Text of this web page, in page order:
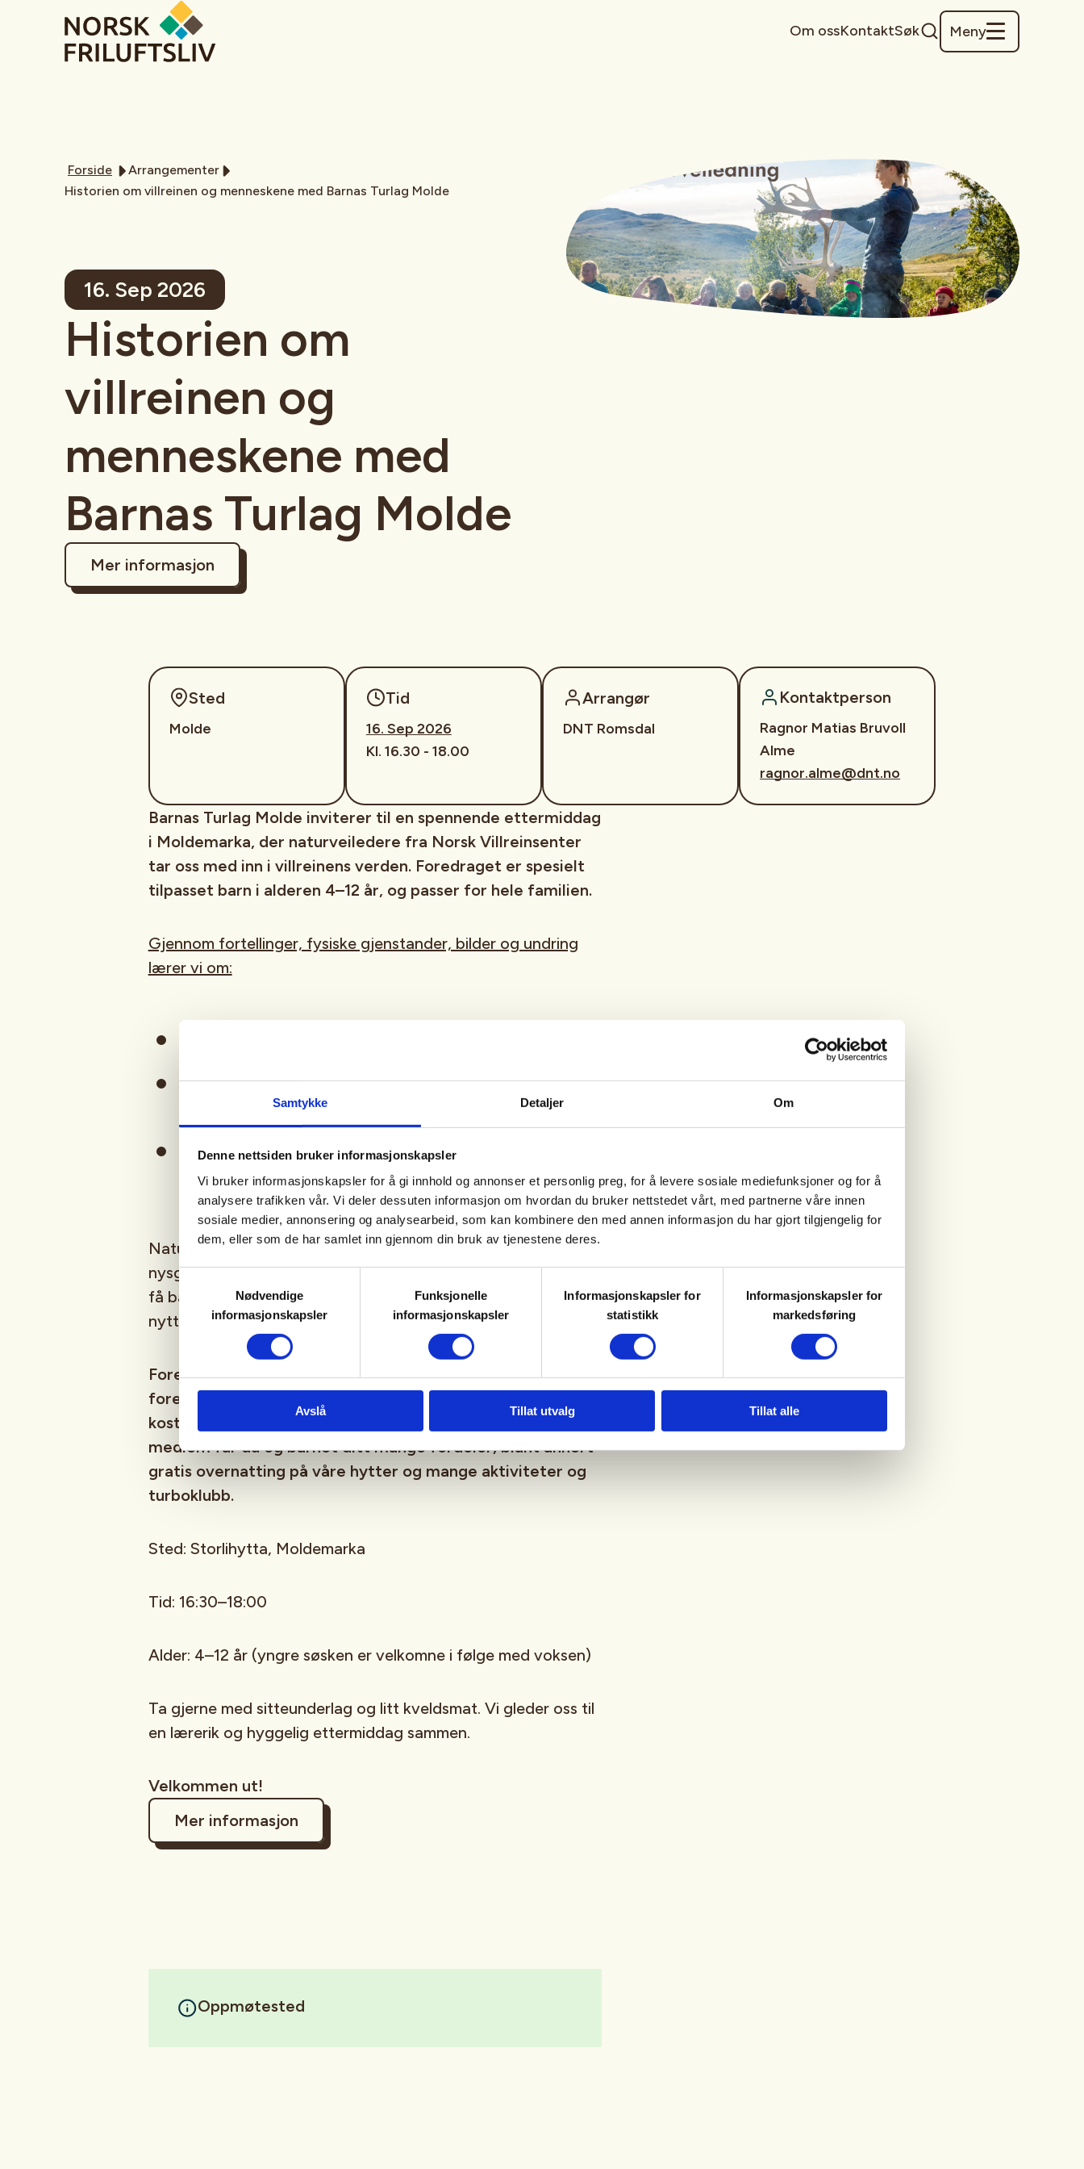
Samtykke Detaljer Om
Denne nettsiden bruker informasjonskapsler
Vi bruker informasjonskapsler for å gi innhold og annonser et personlig preg, for å levere sosiale mediefunksjoner og for å
analysere trafikken vår. Vi deler dessuten informasjon om hvordan du bruker nettstedet vårt, med partnerne våre innen
sosiale medier, annonsering og analysearbeid, som kan kombinere den med annen informasjon du har gjort tilgjengelig for
dem, eller som de har samlet inn gjennom din bruk av tjenestene deres.
Samtykkevalg
Nødvendige
informasjonskapsler
Funksjonelle
informasjonskapsler
Informasjonskapsler for
statistikk
Informasjonskapsler for
markedsføring
Avslå Tillat utvalg Tillat alle
Om ossKontaktSøk Meny
Forside
Arrangementer
Historien om villreinen og menneskene med Barnas Turlag Molde
16. Sep 2026
Historien om
villreinen og
menneskene med
Barnas Turlag Molde
Mer informasjon
Sted
Molde
Tid
16. Sep 2026
Kl. 16.30 - 18.00
Arrangør
DNT Romsdal
Kontaktperson
Ragnor Matias Bruvoll
Alme
ragnor.alme@dnt.no
Barnas Turlag Molde inviterer til en spennende ettermiddag
i Moldemarka, der naturveiledere fra Norsk Villreinsenter
tar oss med inn i villreinens verden. Foredraget er spesielt
tilpasset barn i alderen 4–12 år, og passer for hele familien.
Gjennom fortellinger, fysiske gjenstander, bilder og undring
lærer vi om:
hvordan mennesker har levd sammen med og jaktet på
villrein gjennom historien
naturens sammenhenger – og hvorfor kunnskap gir
omsorg for naturen
Naturveilederne formidler på en måte som skaper
nysgjerrighet, respekt og engasjement. Målet er at barna skal
få både kunnskap og naturopplevelse – og kanskje lære noe
nytt om dyr, fugler, kulturhistorie og verneområder også.
Foredraget er gratis for medlem i Barnas turlag, og for
foresatte i følge med barn. Et Barnas Turlag medlemskap
koster 140 kr året, og du melder inn barnet ditt
Som
medlem får du og barnet ditt mange fordeler, blant annert
gratis overnatting på våre hytter og mange aktiviteter og
turboklubb.
Sted: Storlihytta, Moldemarka
Tid: 16:30–18:00
Alder: 4–12 år (yngre søsken er velkomne i følge med voksen)
Ta gjerne med sitteunderlag og litt kveldsmat. Vi gleder oss til
en lærerik og hyggelig ettermiddag sammen.
Velkommen ut!
Mer informasjon
Oppmøtested